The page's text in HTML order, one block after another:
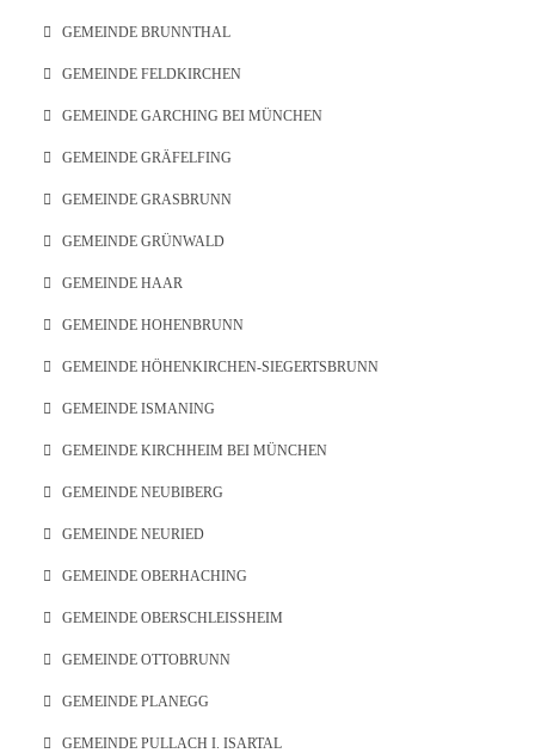
GEMEINDE BRUNNTHAL
GEMEINDE FELDKIRCHEN
GEMEINDE GARCHING BEI MÜNCHEN
GEMEINDE GRÄFELFING
GEMEINDE GRASBRUNN
GEMEINDE GRÜNWALD
GEMEINDE HAAR
GEMEINDE HOHENBRUNN
GEMEINDE HÖHENKIRCHEN-SIEGERTSBRUNN
GEMEINDE ISMANING
GEMEINDE KIRCHHEIM BEI MÜNCHEN
GEMEINDE NEUBIBERG
GEMEINDE NEURIED
GEMEINDE OBERHACHING
GEMEINDE OBERSCHLEISSHEIM
GEMEINDE OTTOBRUNN
GEMEINDE PLANEGG
GEMEINDE PULLACH I. ISARTAL